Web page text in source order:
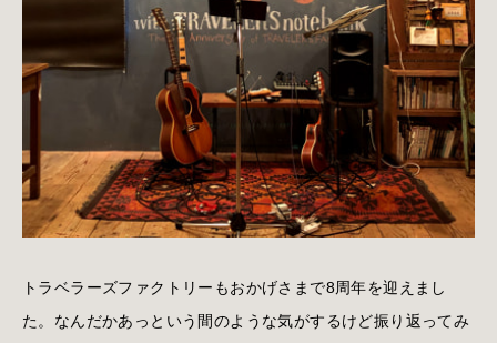
トラベラーズファクトリーもおかげさまで8周年を迎えまし
た。なんだかあっという間のような気がするけど振り返ってみ